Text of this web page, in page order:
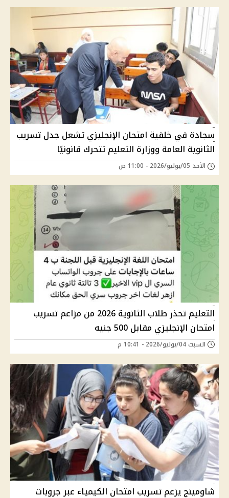
سجادة في خلفية امتحان الإنجليزي تشعل جدل تسريب
الثانوية العامة ووزارة التعليم تتحرك قانونيًا
الأحد 05/يوليو/2026 - 11:00 ص
التعليم تحذر طلاب الثانوية 2026 من مزاعم تسريب
امتحان الإنجليزي مقابل 500 جنيه
السبت 04/يوليو/2026 - 10:41 م
شاومينج يزعم تسريب امتحان الكيمياء عبر جروبات